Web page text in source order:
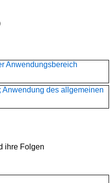
Anwendungsbereich
Anwendung des allgemeinen
ihre Folgen